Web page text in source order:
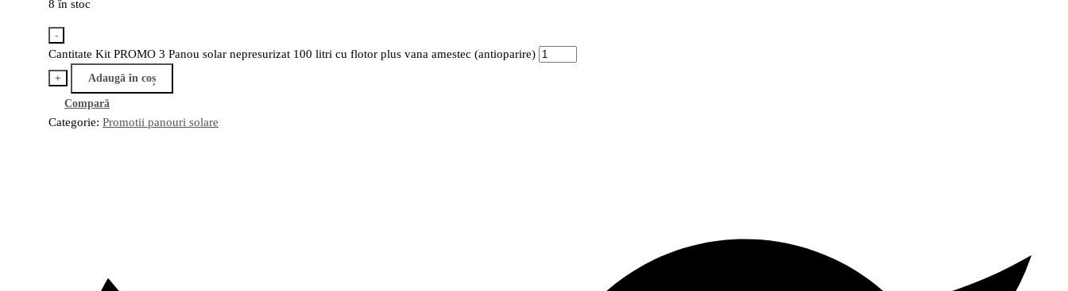
8 în stoc
-
Cantitate Kit PROMO 3 Panou solar nepresurizat 100 litri cu flotor plus vana amestec (antioparire)
+ Adaugă în coș
Compară
Categorie:Promotii panouri solare